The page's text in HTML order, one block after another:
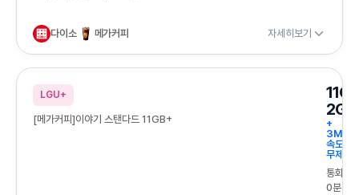
다이소 메가커피 자세히보기
LGU+
[메가커피]이야기 스탠다드 11GB+
2GB
+
속도
무제한
통화
0분